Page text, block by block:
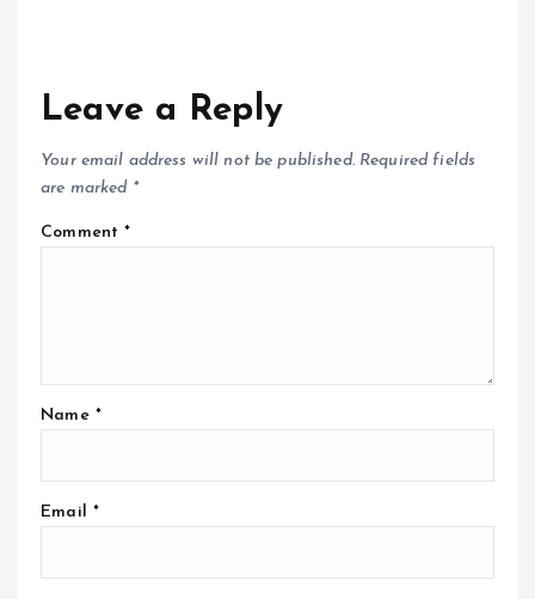
Leave a Reply
Your email address will not be published. Required fields
are marked *
Comment*
Name *
Email *